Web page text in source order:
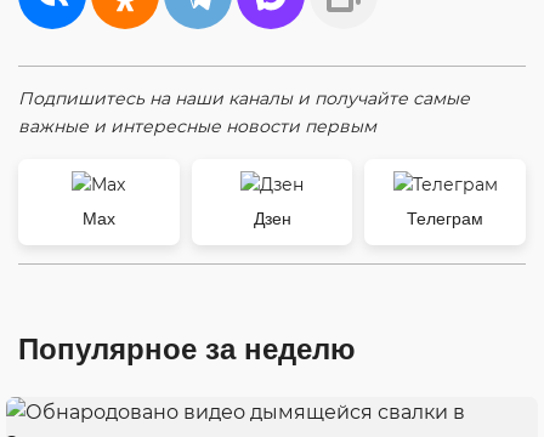
Подпишитесь на наши каналы и получайте самые
важные и интересные новости первым
Max Дзен Телеграм
Популярное за неделю